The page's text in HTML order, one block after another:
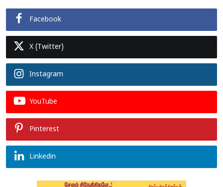
Facebook
X (Twitter)
Instagram
YouTube
Pinterest
Linkedin